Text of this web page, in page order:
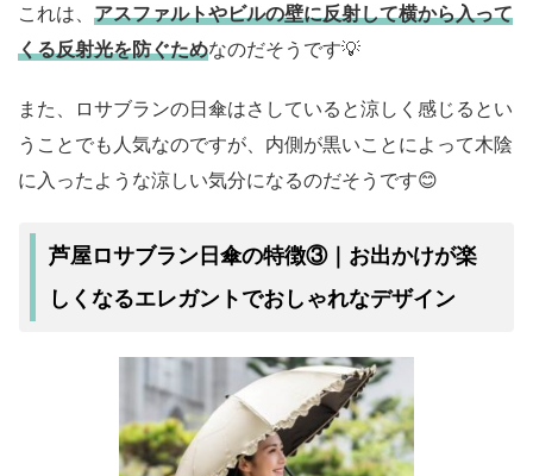
これは、 アスファルトやビルの壁に反射して横から入って
くる反射光を防ぐためなのだそうです💡
また、ロサブランの日傘はさしていると涼しく感じるとい
うことでも人気なのですが、内側が黒いことによって木陰
に入ったような涼しい気分になるのだそうです😊
芦屋ロサブラン日傘の特徴③｜お出かけが楽
しくなるエレガントでおしゃれなデザイン